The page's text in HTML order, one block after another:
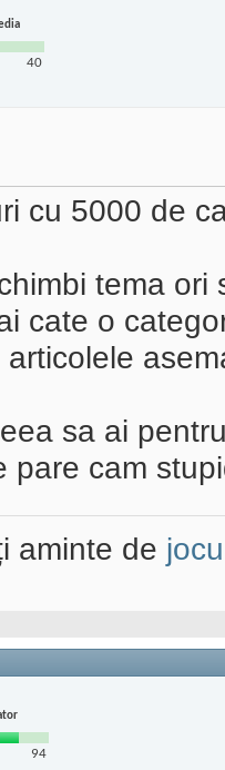
40
cu 5000 de
tema
cate o
sa ai
pare cam
aminte de
94